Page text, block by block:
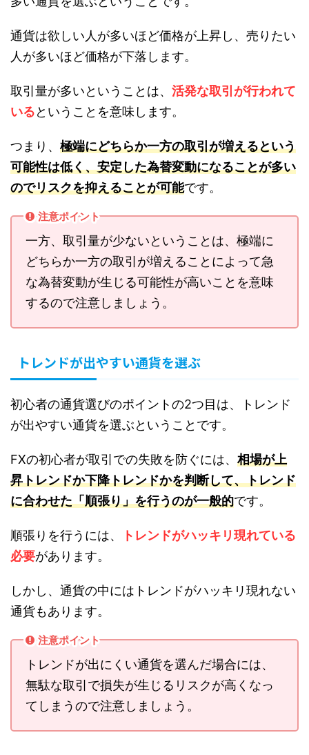
通貨は欲しい人が多いほど価格が上昇し、売りたい
人が多いほど価格が下落します。
取引量が多いということは、 活発な取引が行われて
いるということを意味します。
つまり、 極端にどちらか一方の取引が増えるという
可能性は低く、安定した為替変動になることが多い
のでリスクを抑えることが可能です。
注意ポイント
一方、取引量が少ないということは、極端に
どちらか一方の取引が増えることによって急
な為替変動が生じる可能性が高いことを意味
するので注意しましょう。
トレンドが出やすい通貨を選ぶ
初心者の通貨選びのポイントの2つ目は、トレンド
が出やすい通貨を選ぶということです。
FXの初心者が取引での失敗を防ぐには、 相場が上
昇トレンドか下降トレンドかを判断して、トレンド
に合わせた「順張り」を行うのが一般的です。
順張りを行うには、
トレンドがハッキリ現れている
必要があります。
しかし、通貨の中にはトレンドがハッキリ現れない
通貨もあります。
注意ポイント
トレンドが出にくい通貨を選んだ場合には、
無駄な取引で損失が生じるリスクが高くなっ
てしまうので注意しましょう。